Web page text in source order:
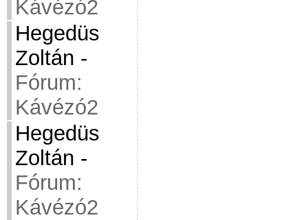
Kávézó2
Hegedüs
Zoltán -
Fórum:
Kávézó2
Hegedüs
Zoltán -
Fórum:
Kávézó2